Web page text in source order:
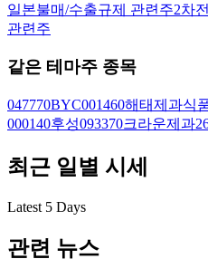
일본불매/수출규제 관련주2차
관련주
같은 테마주 종목
047770BYC001460해태제과식
000140후성093370크라운제과
최근 일별 시세
Latest 5 Days
관련 뉴스